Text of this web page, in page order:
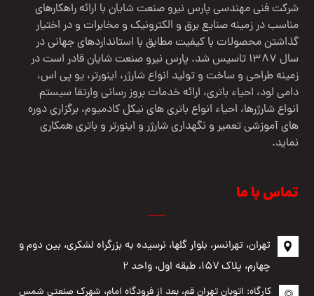
شرکت فنی مهندسي پارس نيرو صنعت شایان با ارائه راهکارهای
مناسب در زمینه صنایع برق و الکترونیک و مخابرات و در اختیار
گذاشتن محصولات با کیفیت مطابق با استانداردهای جهانی در
سال 1387 تاسیس شد. پارس نیرو صنعت شایان قادر است در
زمینه طراحی و ساخت و تولید انواع شارژر، اینورتر، یو پی اس،
دامی لود، احیاء باتری، ارائه خدمات بروز رسانی وارتقا سیستم
انواع شارژرها، احیاء انواع باتری های نیکل کادمیوم، برگزاری دوره
های آموزشی تعمیر و نگهداری شارژر و اینورتر و باتری همکاری
نماید.
تماس با ما
تهران، تهرانسر، بلوار گلها، نرسیده به بزرگراه لشکری، بین دوم و
چهارم، پلاک ۱۵۷، طبقه اول، واحد ۲
کارگاه: اتوبان تهران قم، بعد از فرودگاه امام، شهرک صنعتی شمس